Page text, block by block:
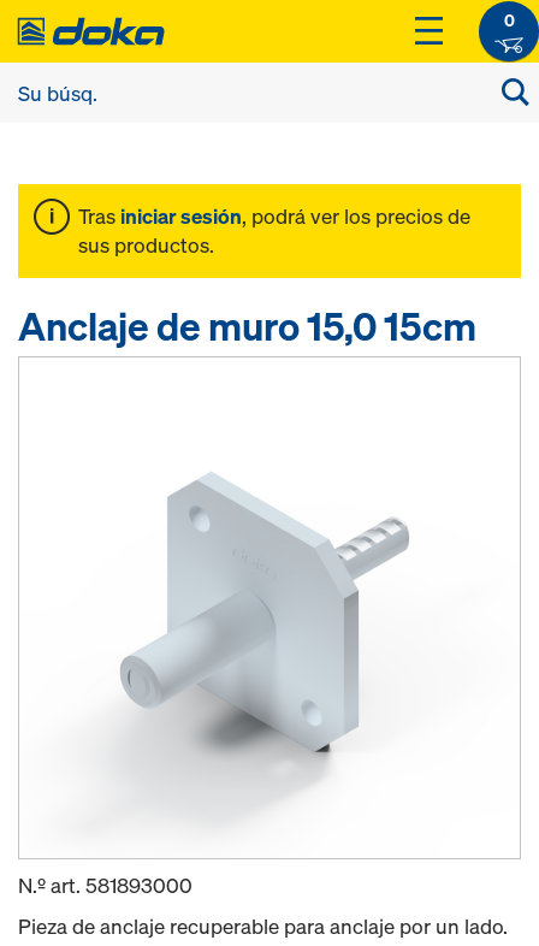
0
Tras iniciar sesión, podrá ver los precios de
sus productos.
Anclaje de muro 15,0 15cm
N.º art. 581893000
Pieza de anclaje recuperable para anclaje por un lado.